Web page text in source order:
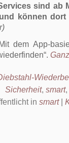
sind ab
können dort
Mit dem App-
.
Sicherheit, smart,
in smart|